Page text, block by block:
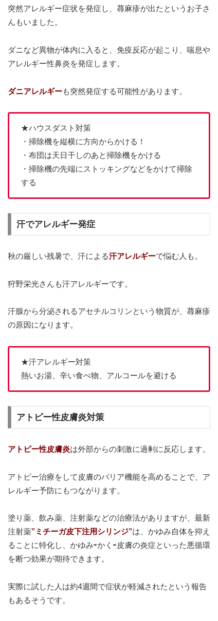
突然アレルギー症状を発症し、蕁麻疹が出たというお子さ
んもいました。
ダニなど異物が体内に入ると、免疫反応が起こり、喘息や
アレルギー性鼻炎を発症します。
ダニアレルギーも突然発症する可能性があります。
★ハウスダスト対策
・掃除機を縦横に方向からかける！
・布団は天日干しのあと掃除機をかける
・掃除機の先端にストッキングなどをかけて掃除
する
汗でアレルギー発症
秋の厳しい残暑で、汗による汗アレルギーで悩む人も。
狩野栄光さんも汗アレルギーです。
汗腺から分泌されるアセチルコリンという物質が、蕁麻疹
の原因になります。
★汗アレルギー対策
熱いお湯、辛い食べ物、アルコールを避ける
アトピー性皮膚炎対策
アトピー性皮膚炎は外部からの刺激に過剰に反応します。
アトピー治療をして皮膚のバリア機能を高めることで、ア
レルギー予防にもつながります。
塗り薬、飲み薬、注射薬などの治療法がありますが、最新
注射薬”ミチーガ皮下注用シリンジ”は、かゆみ自体を抑え
ることに特化し、かゆみ⇨かく⇨皮膚の炎症といった悪循環
を断つ効果が期待できます。
実際に試した人は約4週間で症状が軽減されたという報告
もあるそうです。